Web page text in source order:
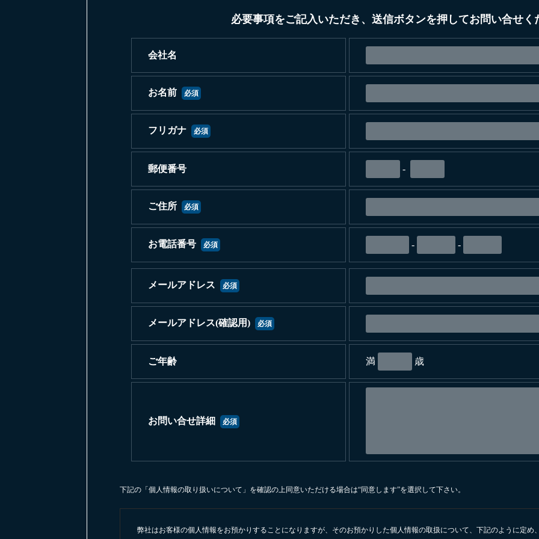
必要事項をご記入いただき、送信ボタンを押してお問い合せく
会社名
お名前 必須
フリガナ 必須
郵便番号 -
ご住所 必須
お電話番号 必須 - -
メールアドレス 必須
メールアドレス(確認用) 必須
ご年齢 満 歳
お問い合せ詳細 必須
下記の「個人情報の取り扱いについて」を確認の上同意いただける場合は“同意します”を選択して下さい。
弊社はお客様の個人情報をお預かりすることになりますが、そのお預かりした個人情報の取扱について、下記のように定め